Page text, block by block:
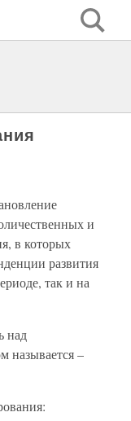
и
в которых
развития
так и на
над
называется –